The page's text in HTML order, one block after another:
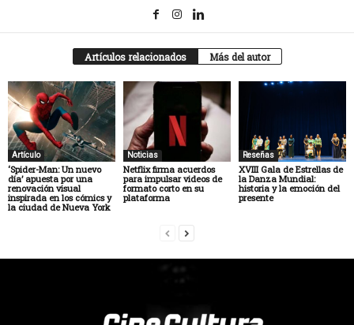
Artículos relacionados Más del autor
Artículo
‘Spider-Man: Un nuevo
día’ apuesta por una
renovación visual
inspirada en los cómics y
la ciudad de Nueva York
Noticias
Netflix firma acuerdos
para impulsar videos de
formato corto en su
plataforma
Reseñas
XVIII Gala de Estrellas de
la Danza Mundial:
historia y la emoción del
presente